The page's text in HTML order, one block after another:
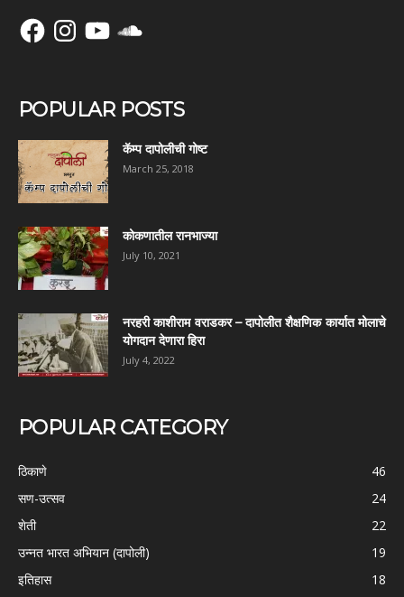
FacebookInstagramYouTubeSoundCloud
POPULAR POSTS
कॅम्प दापोलीची गोष्ट
March 25, 2018
कोकणातील रानभाज्या
July 10, 2021
नरहरी काशीराम वराडकर – दापोलीत शैक्षणिक कार्यात मोलाचे
योगदान देणारा हिरा
July 4, 2022
POPULAR CATEGORY
ठिकाणे
46
सण-उत्सव
24
शेती
22
उन्नत भारत अभियान (दापोली)
19
इतिहास
18